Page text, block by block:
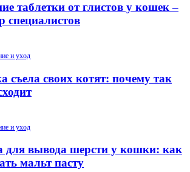
таблетки от глистов у кошек –
специалистов
и уход
съела своих котят: почему так
и уход
для вывода шерсти у кошки: как
мальт пасту